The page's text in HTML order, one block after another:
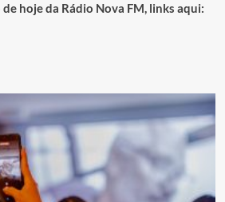
hoje da Rádio Nova FM, links aqui: